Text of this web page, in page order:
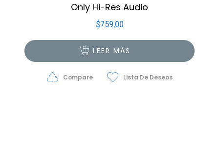
Only Hi-Res Audio
$759,00
LEER MÁS
Compare Lista De Deseos